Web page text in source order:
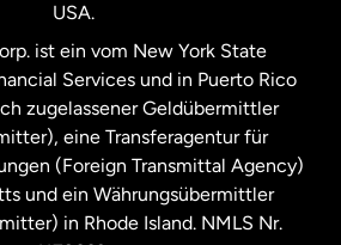
Staaten
Königreich
USA.
ist ein vom New York State
Services und in Puerto Rico
zugelassener Geldübermittler
eine Transferagentur für
(Foreign Transmittal Agency)
und ein Währungsübermittler
in Rhode Island. NMLS Nr.